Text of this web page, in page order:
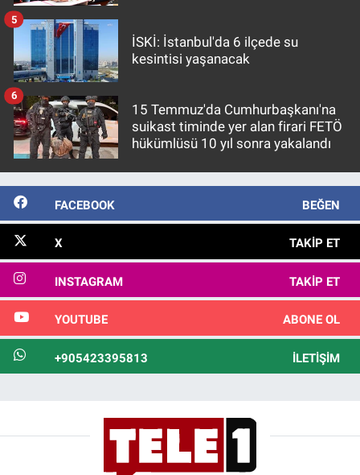
İSKİ: İstanbul'da 6 ilçede su
kesintisi yaşanacak
5
15 Temmuz'da Cumhurbaşkanı'na
suikast timinde yer alan firari FETÖ
hükümlüsü 10 yıl sonra yakalandı
6
FACEBOOK BEĞEN
X TAKIP ET
INSTAGRAM TAKIP ET
YOUTUBE ABONE OL
+905423395813 İLETIŞIM